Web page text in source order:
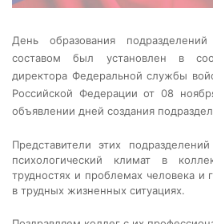
День образования
составом был установлен в
директора Федеральной службы
Российской Федерации от 08
объявлении дней создания
Представители этих
психологический климат в
трудностях и проблемах человека
в трудных жизненных ситуациях.